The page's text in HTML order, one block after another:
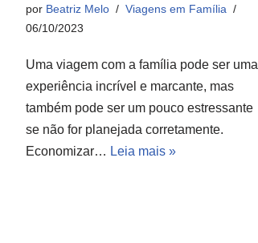
por Beatriz Melo
Viagens em Família
06/10/2023
Uma viagem com a família pode ser uma
experiência incrível e marcante, mas
também pode ser um pouco estressante
se não for planejada corretamente.
Economizar… Leia mais »